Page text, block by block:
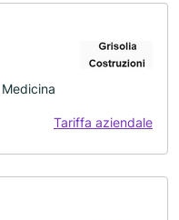
Tariffa aziendale